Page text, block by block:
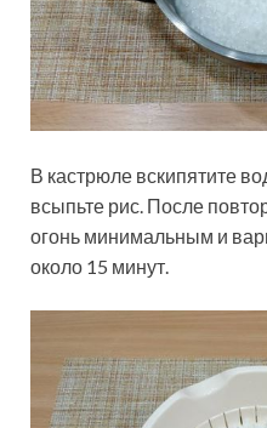
В кастрюле вскипятите
всыпьте рис. После
огонь минимальным и
около 15 минут.